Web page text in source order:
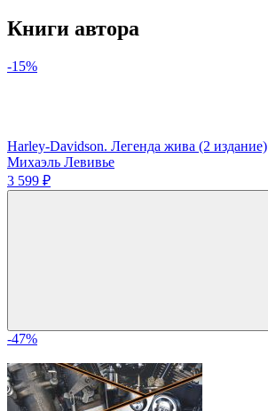
Книги автора
-15%
Harley-Davidson. Легенда жива (2 издание)
Михаэль Левивье
3 599 ₽
-47%